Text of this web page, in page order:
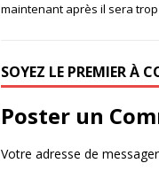
maintenant après il sera
SOYEZ LE PREMIER À
Poster un
Votre adresse de